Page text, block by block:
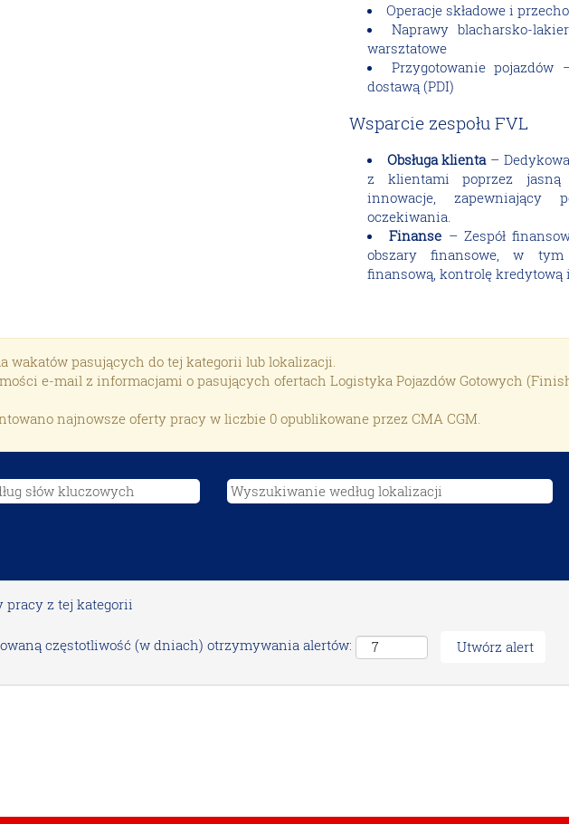
Operacje składowe i
Naprawy blacharsko-
warsztatowe
Przygotowanie
dostawą (PDI)
Wsparcie zespołu FVL
Obsługa klienta–
z klientami poprzez jasną
innowacje, zapewniający
oczekiwania.
Finanse – Zespół
obszary finansowe, w tym
finansową, kontrolę
wakatów pasujących do tej kategorii lub lokalizacji.
e-mail z informacjami o pasujących ofertach Logistyka Pojazdów Gotowych
najnowsze oferty pracy w liczbie 0 opublikowane przez CMA CGM.
pracy z tej kategorii
częstotliwość (w dniach) otrzymywania alertów: